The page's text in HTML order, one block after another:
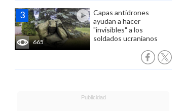
665
Capas antidrones
ayudan a hacer
"invisibles" a los
soldados ucranianos